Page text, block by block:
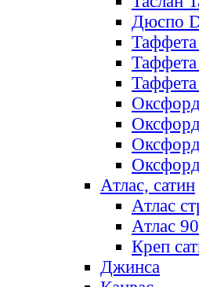
Дюспо
Атлас, сатин
Атлас
Атлас
Креп
Джинса